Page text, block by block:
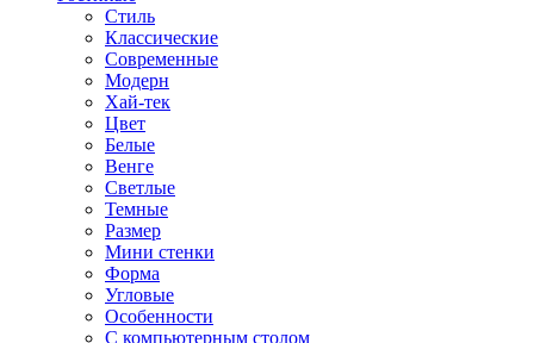
Стиль
Классические
Современные
Модерн
Хай-тек
Цвет
Белые
Венге
Светлые
Темные
Размер
Мини стенки
Форма
Угловые
Особенности
С компьютерным столом